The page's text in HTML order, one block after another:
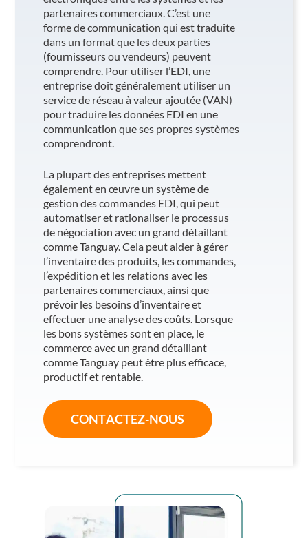
partenaires commerciaux. C’est une
forme de communication qui est traduite
dans un format que les deux parties
(fournisseurs ou vendeurs) peuvent
comprendre. Pour utiliser l’EDI, une
entreprise doit généralement utiliser un
service de réseau à valeur ajoutée (VAN)
pour traduire les données EDI en une
communication que ses propres systèmes
comprendront.
La plupart des entreprises mettent
également en œuvre un système de
gestion des commandes EDI, qui peut
automatiser et rationaliser le processus
de négociation avec un grand détaillant
comme Tanguay. Cela peut aider à gérer
l’inventaire des produits, les commandes,
l’expédition et les relations avec les
partenaires commerciaux, ainsi que
prévoir les besoins d’inventaire et
effectuer une analyse des coûts. Lorsque
les bons systèmes sont en place, le
commerce avec un grand détaillant
comme Tanguay peut être plus efficace,
productif et rentable.
CONTACTEZ-NOUS